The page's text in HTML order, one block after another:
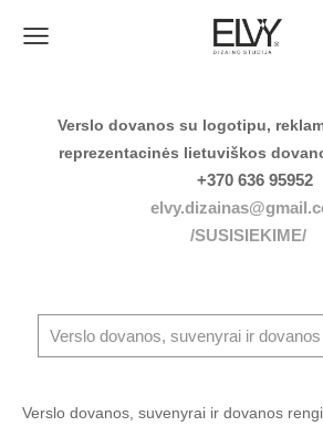
Verslo dovanos su logotipu,
reprezentacinės lietuviškos
+370 636 95952
/SUSISIEKIME/
Verslo dovanos, suvenyrai ir
Verslo dovanos, suvenyrai ir dovanos